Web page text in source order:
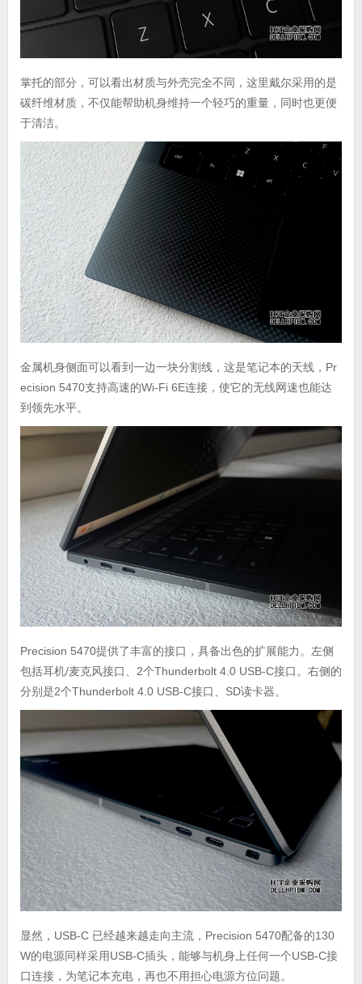
掌托的部分，可以看出材质与外壳完全不同，这里戴尔采用的是
碳纤维材质，不仅能帮助机身维持一个轻巧的重量，同时也更便
于清洁。
金属机身侧面可以看到一边一块分割线，这是笔记本的天线，Pr
ecision 5470支持高速的Wi-Fi 6E连接，使它的无线网速也能达
到领先水平。
Precision 5470提供了丰富的接口，具备出色的扩展能力。左侧
包括耳机/麦克风接口、2个Thunderbolt 4.0 USB-C接口。右侧的
分别是2个Thunderbolt 4.0 USB-C接口、SD读卡器。
显然，USB-C 已经越来越走向主流，Precision 5470配备的130
W的电源同样采用USB-C插头，能够与机身上任何一个USB-C接
口连接，为笔记本充电，再也不用担心电源方位问题。